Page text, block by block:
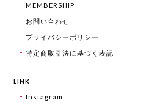
MEMBERSHIP
お問い合わせ
プライバシーポリシー
特定商取引法に基づく表記
LINK
Instagram